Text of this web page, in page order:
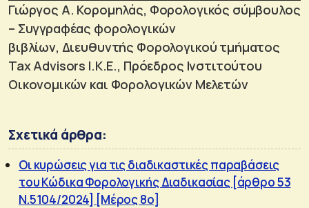
Γιώργος Α. Κορομηλάς, Φορολογικός σύμβουλος
– Συγγραφέας φορολογικών
βιβλίων, Διευθυντής Φορολογικού τμήματος
Tax Advisors I.K.E., Πρόεδρος Ινστιτούτου
Οικονομικών και Φορολογικών Μελετών
Σχετικά άρθρα:
Οι κυρώσεις για τις διαδικαστικές παραβάσεις
του Κώδικα Φορολογικής Διαδικασίας [άρθρο 53
Ν.5104/2024] [Μέρος 8ο]